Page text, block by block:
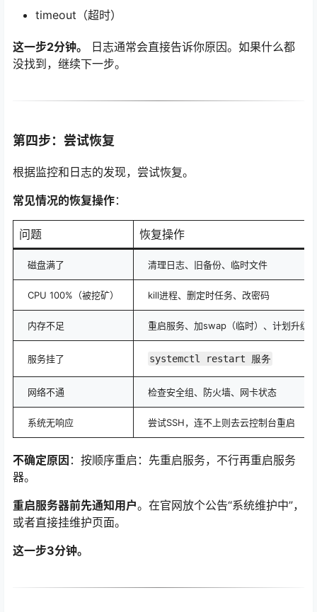
timeout（超时）
这一步2分钟。
日志通常会直接告诉你原因。如果什么都
没找到，继续下一步。
第四步：尝试恢复
根据监控和日志的发现，尝试恢复。
常见情况的恢复操作：
问题 恢复操作
磁盘满了 清理日志、旧备份、临时文件
CPU 100%（被挖矿） kill进程、删定时任务、改密码
内存不足 重启服务、加swap（临时）、计划升级
服务挂了 systemctl restart 服务
网络不通 检查安全组、防火墙、网卡状态
系统无响应 尝试SSH，连不上则去云控制台重启
不确定原因 ：按顺序重启：先重启服务，不行再重启服务
器。
重启服务器前先通知用户。在官网放个公告“系统维护中”，
或者直接挂维护页面。
这一步3分钟。